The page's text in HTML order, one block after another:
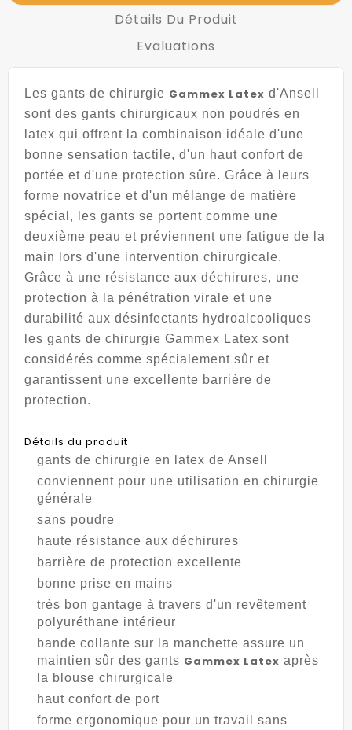
Détails Du Produit
Evaluations
Les gants de chirurgie Gammex Latex d'Ansell
sont des gants chirurgicaux non poudrés en
latex qui offrent la combinaison idéale d'une
bonne sensation tactile, d'un haut confort de
portée et d'une protection sûre. Grâce à leurs
forme novatrice et d'un mélange de matière
spécial, les gants se portent comme une
deuxième peau et préviennent une fatigue de la
main lors d'une intervention chirurgicale.
Grâce à une résistance aux déchirures, une
protection à la pénétration virale et une
durabilité aux désinfectants hydroalcooliques
les gants de chirurgie Gammex Latex sont
considérés comme spécialement sûr et
garantissent une excellente barrière de
protection.
Détails du produit
gants de chirurgie en latex de Ansell
conviennent pour une utilisation en chirurgie
générale
sans poudre
haute résistance aux déchirures
barrière de protection excellente
bonne prise en mains
très bon gantage à travers d'un revêtement
polyuréthane intérieur
bande collante sur la manchette assure un
maintien sûr des gants Gammex Latex après
la blouse chirurgicale
haut confort de port
forme ergonomique pour un travail sans